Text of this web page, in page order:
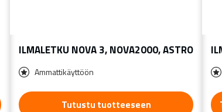
ILMALETKU NOVA 3, NOVA2000, ASTRO
Ammattikäyttöön
Tutustu tuotteeseen